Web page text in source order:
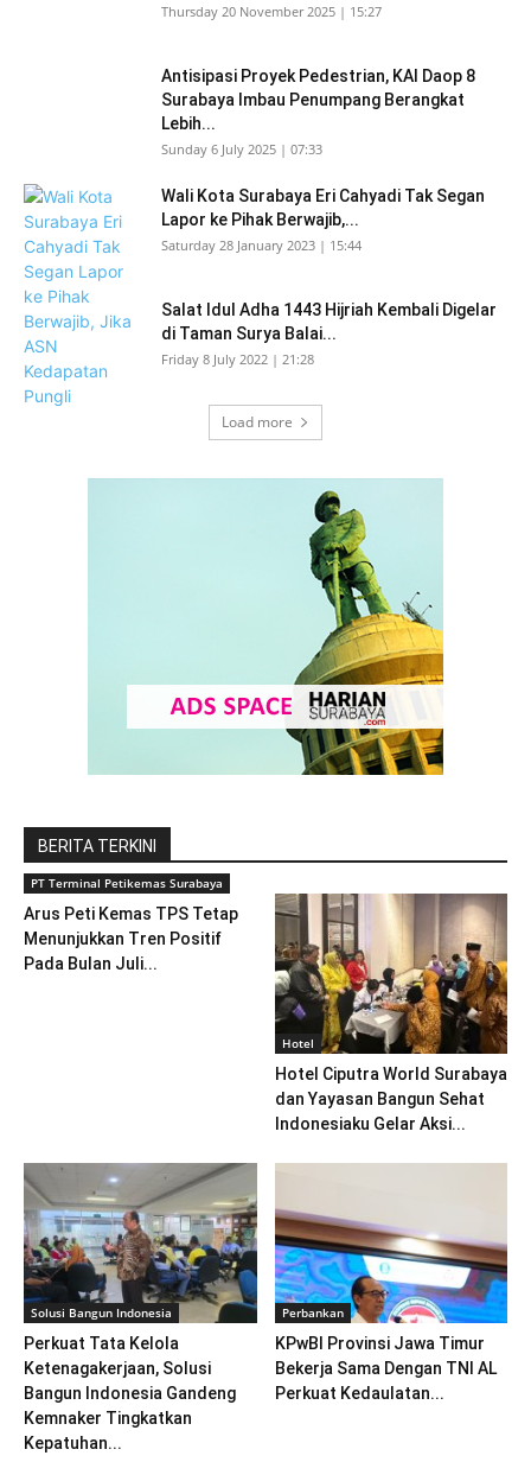
Thursday 20 November 2025 | 15:27
Antisipasi Proyek Pedestrian, KAI Daop 8
Surabaya Imbau Penumpang Berangkat
Lebih...
Sunday 6 July 2025 | 07:33
Wali Kota Surabaya Eri Cahyadi Tak Segan
Lapor ke Pihak Berwajib,...
Saturday 28 January 2023 | 15:44
Salat Idul Adha 1443 Hijriah Kembali Digelar
di Taman Surya Balai...
Friday 8 July 2022 | 21:28
Load more
BERITA TERKINI
PT Terminal Petikemas Surabaya
Arus Peti Kemas TPS Tetap
Menunjukkan Tren Positif
Pada Bulan Juli...
Hotel
Hotel Ciputra World Surabaya
dan Yayasan Bangun Sehat
Indonesiaku Gelar Aksi...
Solusi Bangun Indonesia
Perkuat Tata Kelola
Ketenagakerjaan, Solusi
Bangun Indonesia Gandeng
Kemnaker Tingkatkan
Kepatuhan...
Perbankan
KPwBI Provinsi Jawa Timur
Bekerja Sama Dengan TNI AL
Perkuat Kedaulatan...